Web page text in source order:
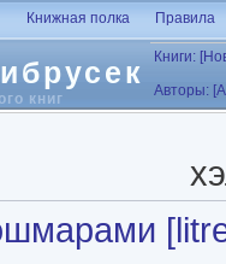
содержанию
книг
Книжная полка Правила
Книги:
Авторы: